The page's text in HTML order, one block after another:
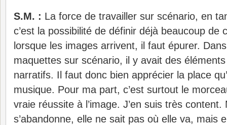
S.M. : La force de travailler sur scénario, en
c’est la possibilité de définir déjà beaucoup de
lorsque les images arrivent, il faut épurer.
maquettes sur scénario, il y avait des
narratifs. Il faut donc bien apprécier la place
musique. Pour ma part, c’est surtout le
vraie réussite à l’image. J’en suis très
s’abandonne, elle ne sait pas où elle va, mais